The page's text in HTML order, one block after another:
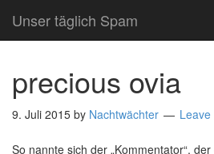
Unser täglich Spam
precious ovia
9. Juli 2015 by Nachtwächter
So nannte sich der „Kommentator“,